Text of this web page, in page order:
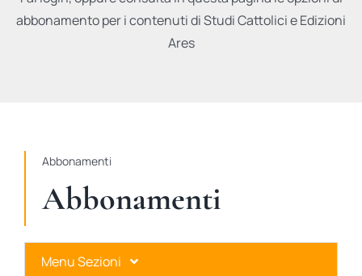
RECENSIONI
abbonamento per i contenuti di Studi Cattolici e Edizioni
Ares
Abbonamenti
Abbonamenti
Menu Sezioni